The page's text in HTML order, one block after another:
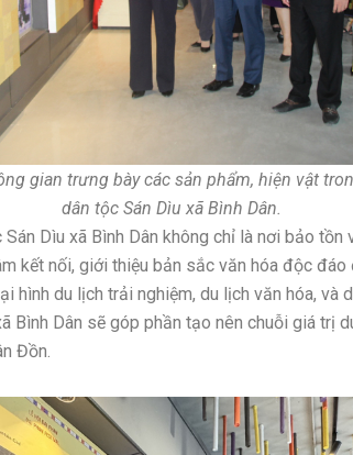
gian trưng bày các sản phẩm, hiện vật
dân tộc Sán Dìu xã Bình Dân.
Dìu xã Bình Dân không chỉ là nơi bảo tồn
kết nối, giới thiệu bản sắc văn hóa độc
hình du lịch trải nghiệm, du lịch văn hóa, và
Bình Dân sẽ góp phần tạo nên chuỗi giá trị
Đồn.